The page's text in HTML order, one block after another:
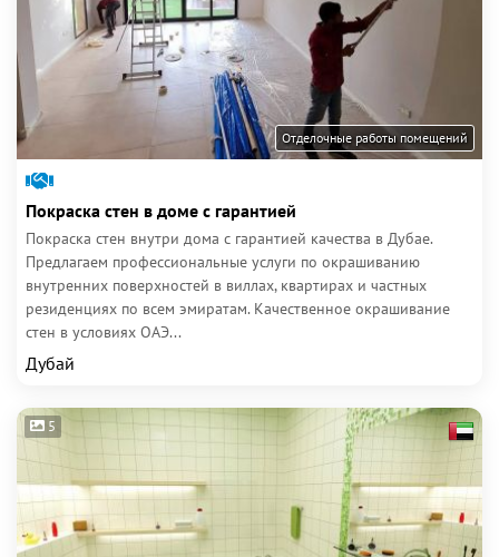
Отделочные работы помещений
Покраска стен в доме с гарантией
Покраска стен внутри дома с гарантией качества в Дубае.
Предлагаем профессиональные услуги по окрашиванию
внутренних поверхностей в виллах, квартирах и частных
резиденциях по всем эмиратам. Качественное окрашивание
стен в условиях ОАЭ...
Дубай
5